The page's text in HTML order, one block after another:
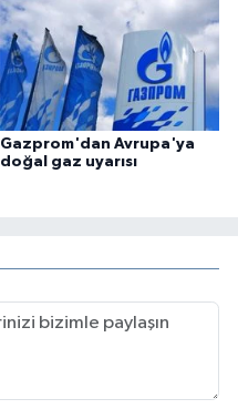
Gazprom'dan Avrupa'ya
doğal gaz uyarısı